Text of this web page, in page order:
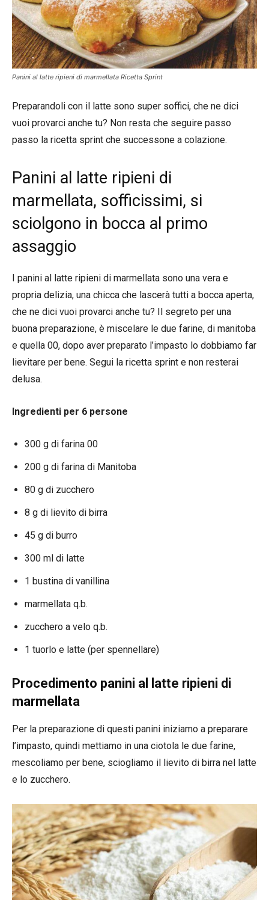
Panini al latte ripieni di marmellata Ricetta Sprint
Preparandoli con il latte sono super soffici, che ne dici
vuoi provarci anche tu? Non resta che seguire passo
passo la ricetta sprint che successone a colazione.
Panini al latte ripieni di
marmellata, sofficissimi, si
sciolgono in bocca al primo
assaggio
I panini al latte ripieni di marmellata sono una vera e
propria delizia, una chicca che lascerà tutti a bocca aperta,
che ne dici vuoi provarci anche tu? Il segreto per una
buona preparazione, è miscelare le due farine, di manitoba
e quella 00, dopo aver preparato l’impasto lo dobbiamo far
lievitare per bene. Segui la ricetta sprint e non resterai
delusa.
Ingredienti per 6 persone
300 g di farina 00
200 g di farina di Manitoba
80 g di zucchero
8 g di lievito di birra
45 g di burro
300 ml di latte
1 bustina di vanillina
marmellata q.b.
zucchero a velo q.b.
1 tuorlo e latte (per spennellare)
Procedimento panini al latte ripieni di
marmellata
Per la preparazione di questi panini iniziamo a preparare
l’impasto, quindi mettiamo in una ciotola le due farine,
mescoliamo per bene, sciogliamo il lievito di birra nel latte
e lo zucchero.